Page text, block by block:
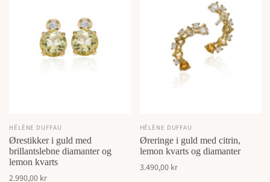
HÉLÈNE DUFFAU
Ørestikker i guld med
brillantslebne diamanter og
lemon kvarts
2.990,00 kr
HÉLÈNE DUFFAU
Øreringe i guld med citrin,
lemon kvarts og diamanter
3.490,00 kr